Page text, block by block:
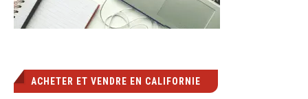
ACHETER ET VENDRE EN CALIFORNIE